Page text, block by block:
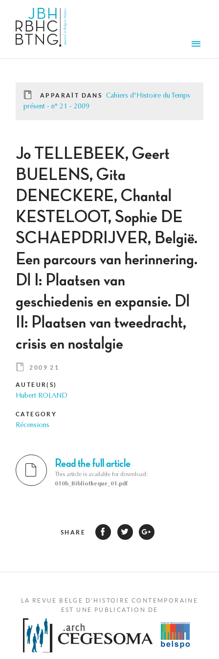
APPARAÎT DANS
Cahiers d'Histoire du Temps
présent - n° 21 - 2009
Jo TELLEBEEK, Geert
BUELENS, Gita
DENECKERE, Chantal
KESTELOOT, Sophie DE
SCHAEPDRIJVER, België.
Een parcours van herinnering.
Dl I: Plaatsen van
geschiedenis en expansie. Dl
II: Plaatsen van tweedracht,
crisis en nostalgie
2009 21
AUTEUR(S)
Hubert ROLAND
CATEGORY
Récensions
Read the full article
This article is available for download:
010b_Bibliotheque_01.pdf
SHARE
LA REVUE BELGE D'HISTOIRE CONTEMPORAINE
EST UNE PUBLICATION DE